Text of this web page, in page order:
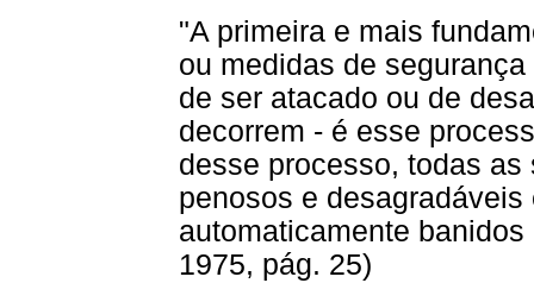
"A primeira e mais
ou medidas de
de ser atacado ou de
decorrem - é esse
desse processo, todas
penosos e
automaticamente
1975, pág. 25)